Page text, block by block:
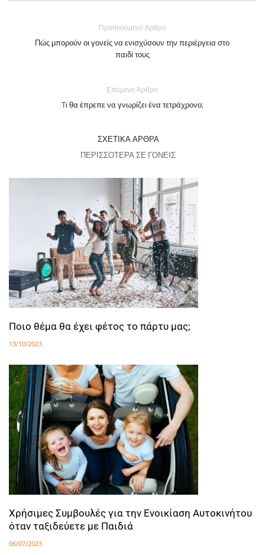
Προηγούμενο Άρθρο
Πώς μπορούν οι γονείς να ενισχύσουν την περιέργεια στο
παιδί τους
Επόμενο Άρθρο
Tι θα έπρεπε να γνωρίζει ένα τετράχρονο;
ΣΧΕΤΙΚΆ ΆΡΘΡΑ
ΠΕΡΙΣΣΌΤΕΡΑ ΣΕ ΓΟΝΕΊΣ
Ποιο θέμα θα έχει φέτος το πάρτυ μας;
13/10/2023
Χρήσιμες Συμβουλές για την Ενοικίαση Αυτοκινήτου
όταν ταξιδεύετε με Παιδιά
06/07/2023